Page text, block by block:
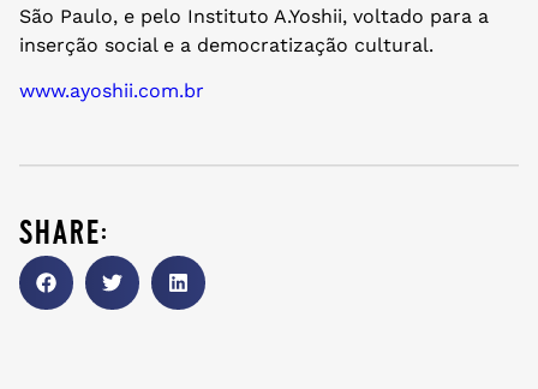
São Paulo, e pelo Instituto A.Yoshii, voltado para a
inserção social e a democratização cultural.
www.ayoshii.com.br
share: